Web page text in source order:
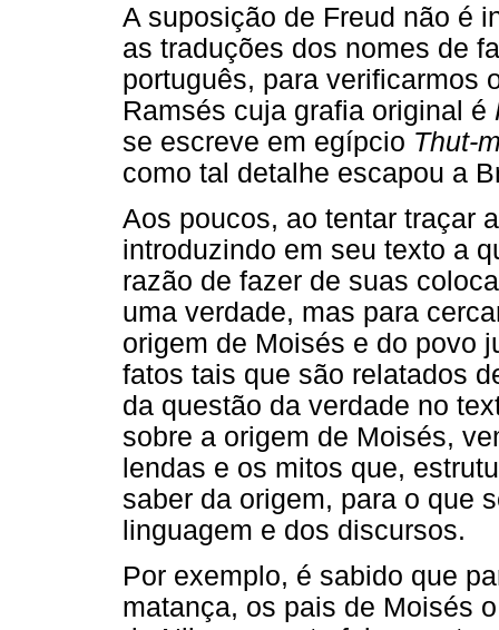
A suposição de Freud não é
as traduções dos nomes de
português, para verificarmos
Ramsés cuja grafia original é
se escreve em egípcio Thut-
como tal detalhe escapou a
Aos poucos, ao tentar traçar
introduzindo em seu texto a
razão de fazer de suas
uma verdade, mas para
origem de Moisés e do povo
fatos tais que são relatados
da questão da verdade no
sobre a origem de Moisés,
lendas e os mitos que,
saber da origem, para o que
linguagem e dos discursos.
Por exemplo, é sabido que
matança, os pais de Moisés